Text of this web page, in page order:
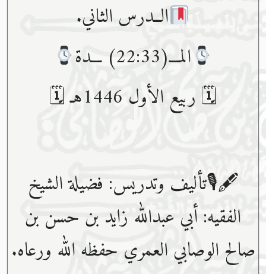
الــدرس الثاني.
المـــ(22:33) ـــدة
🗓 ربيع الأول 1446هـ 🗓
🖋🎙تأليف وتدريس: فضيلة الشيخ
الفقيه: أبي عبدﷲ زايد بن حسن بن
صالح الوصابي العمري حفظه ﷲ ورعاه.